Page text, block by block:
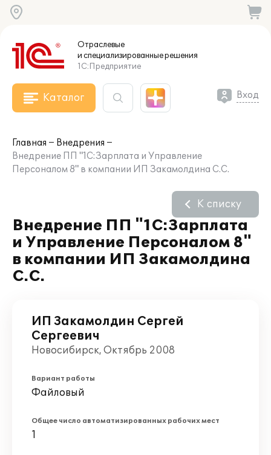
Отраслевые
и специализированныерешения
1С:Предприятие
Каталог Вход
Главная
Внедрения
Внедрение ПП "1С:Зарплата и Управление
Персоналом 8" в компании ИП Закамолдина С.С.
Внедрение ПП "1С:Зарплата
и Управление Персоналом 8"
в компании ИП Закамолдина
С.С.
К списку
ИП Закамолдин Сергей
Сергеевич
Новосибирск, Октябрь 2008
Вариант работы
Файловый
Общее число автоматизированных рабочих мест
1